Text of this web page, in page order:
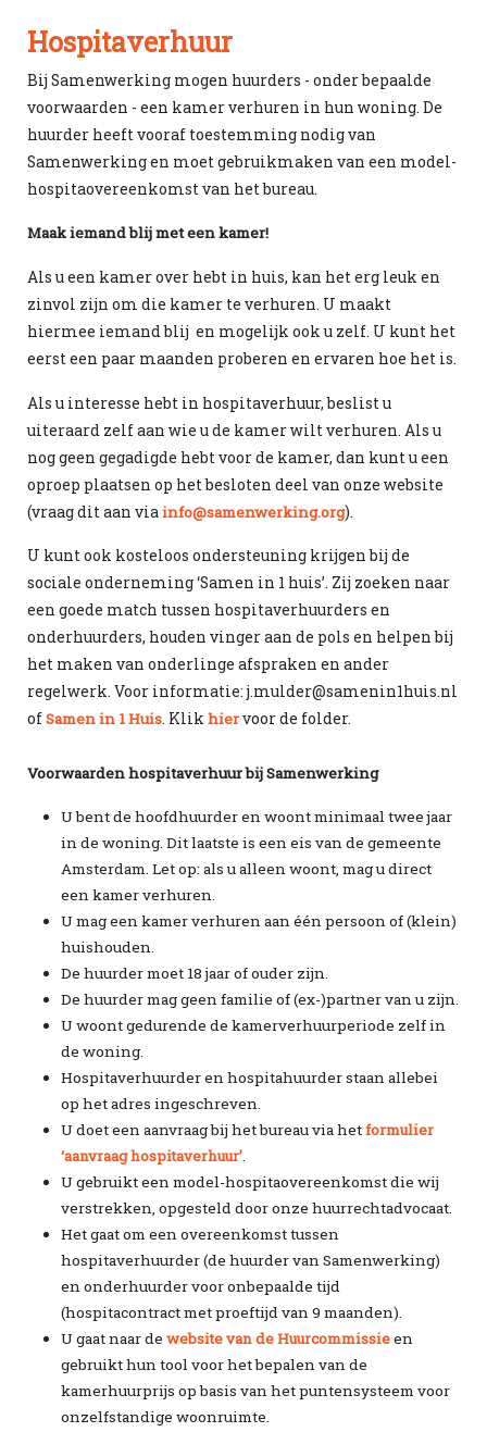
Hospitaverhuur
Bij Samenwerking mogen huurders - onder bepaalde
voorwaarden - een kamer verhuren in hun woning. De
huurder heeft vooraf toestemming nodig van
Samenwerking en moet gebruikmaken van een model-
hospitaovereenkomst van het bureau.
Maak iemand blij met een kamer!
Als u een kamer over hebt in huis, kan het erg leuk en
zinvol zijn om die kamer te verhuren. U maakt
hiermee iemand blij en mogelijk ook u zelf. U kunt het
eerst een paar maanden proberen en ervaren hoe het is.
Als u interesse hebt in hospitaverhuur, beslist u
uiteraard zelf aan wie u de kamer wilt verhuren. Als u
nog geen gegadigde hebt voor de kamer, dan kunt u een
oproep plaatsen op het besloten deel van onze website
(vraag dit aan via info@samenwerking.org).
U kunt ook kosteloos ondersteuning krijgen bij de
sociale onderneming ‘Samen in 1 huis’. Zij zoeken naar
een goede match tussen hospitaverhuurders en
onderhuurders, houden vinger aan de pols en helpen bij
het maken van onderlinge afspraken en ander
regelwerk. Voor informatie: j.mulder@samenin1huis.nl
ofSamen in 1 Huis. Klik hiervoor de folder.
Voorwaarden hospitaverhuur bij Samenwerking
U bent de hoofdhuurder en woont minimaal twee jaar
in de woning. Dit laatste is een eis van de gemeente
Amsterdam. Let op: als u alleen woont, mag u direct
een kamer verhuren.
U mag een kamer verhuren aan één persoon of (klein)
huishouden.
De huurder moet 18 jaar of ouder zijn.
De huurder mag geen familie of (ex-)partner van u zijn.
U woont gedurende de kamerverhuurperiode zelf in
de woning.
Hospitaverhuurder en hospitahuurder staan allebei
op het adres ingeschreven.
U doet een aanvraag bij het bureau via hetformulier
‘aanvraag hospitaverhuur’.
U gebruikt een model-hospitaovereenkomst die wij
verstrekken, opgesteld door onze huurrechtadvocaat.
Het gaat om een overeenkomst tussen
hospitaverhuurder (de huurder van Samenwerking)
en onderhuurder voor onbepaalde tijd
(hospitacontract met proeftijd van 9 maanden).
U gaat naar dewebsite van de Huurcommissieen
gebruikt hun tool voor het bepalen van de
kamerhuurprijs op basis van het puntensysteem voor
onzelfstandige woonruimte.